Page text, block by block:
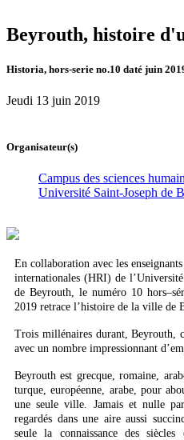
Beyrouth, histoire
Historia, hors-serie no.10 daté juin
Jeudi 13 juin 2019
Organisateur(s)
Campus des sciences
Université Saint-Joseph de
En collaboration avec les
internationales (HRI) de
de Beyrouth, le numéro 10
2019 retrace l’histoire de la ville de
Trois millénaires durant, Beyrouth,
avec un nombre impressionnant
Beyrouth est grecque, romaine,
turque, européenne, arabe, pour
une seule ville. Jamais et nulle
regardés dans une aire aussi
seule la connaissance des